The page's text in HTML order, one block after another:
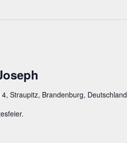
Straupitz, Brandenburg, Deutschland